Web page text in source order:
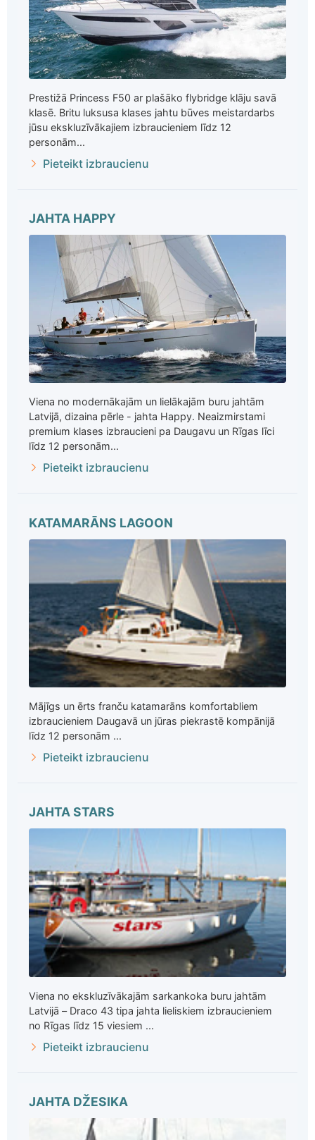
Prestižā Princess F50 ar plašāko flybridge klāju savā
klasē. Britu luksusa klases jahtu būves meistardarbs
jūsu ekskluzīvākajiem izbraucieniem līdz 12
personām...
Pieteikt izbraucienu
JAHTA HAPPY
Viena no modernākajām un lielākajām buru jahtām
Latvijā, dizaina pērle - jahta Happy. Neaizmirstami
premium klases izbraucieni pa Daugavu un Rīgas līci
līdz 12 personām...
Pieteikt izbraucienu
KATAMARĀNS LAGOON
Mājīgs un ērts franču katamarāns komfortabliem
izbraucieniem Daugavā un jūras piekrastē kompānijā
līdz 12 personām ...
Pieteikt izbraucienu
JAHTA STARS
Viena no ekskluzīvākajām sarkankoka buru jahtām
Latvijā – Draco 43 tipa jahta lieliskiem izbraucieniem
no Rīgas līdz 15 viesiem ...
Pieteikt izbraucienu
JAHTA DŽESIKA